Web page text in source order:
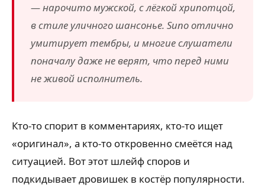
— нарочито мужской, с лёгкой хрипотцой,
в стиле уличного шансонье. Suno отлично
умитирует тембры, и многие слушатели
поначалу даже не верят, что перед ними
не живой исполнитель.
Кто-то спорит в комментариях, кто-то ищет
«оригинал», а кто-то откровенно смеётся над
ситуацией. Вот этот шлейф споров и
подкидывает дровишек в костёр популярности.